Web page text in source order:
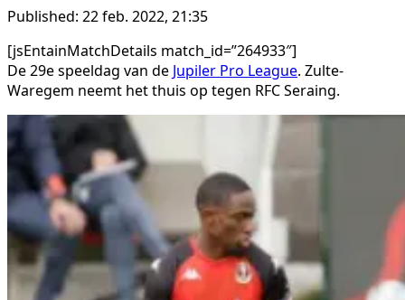
Published: 22 feb. 2022, 21:35
[jsEntainMatchDetails match_id=”264933″]
De 29e speeldag van de Jupiler Pro League. Zulte-
Waregem neemt het thuis op tegen RFC Seraing.